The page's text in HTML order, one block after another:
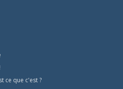
ce que c'est ?